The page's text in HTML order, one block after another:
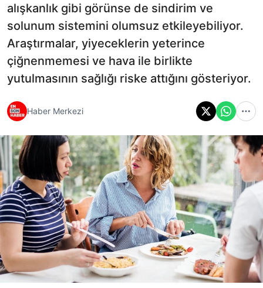
alışkanlık gibi görünse de sindirim ve
solunum sistemini olumsuz etkileyebiliyor.
Araştırmalar, yiyeceklerin yeterince
çiğnenmemesi ve hava ile birlikte
yutulmasının sağlığı riske attığını gösteriyor.
Haber Merkezi